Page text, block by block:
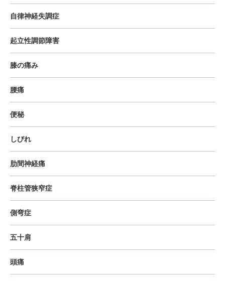
自律神経失調症
起立性調節障害
膝の痛み
腰痛
便秘
しびれ
肋間神経痛
脊柱管狭窄症
側弯症
五十肩
頭痛